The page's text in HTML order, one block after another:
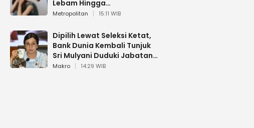
Lebam Hingga
Diselamatkan Polantas
Metropolitan 15:11 WIB
Dipilih Lewat Seleksi Ketat,
Bank Dunia Kembali Tunjuk
Sri Mulyani Duduki Jabatan
Strategis
Makro 14:29 WIB